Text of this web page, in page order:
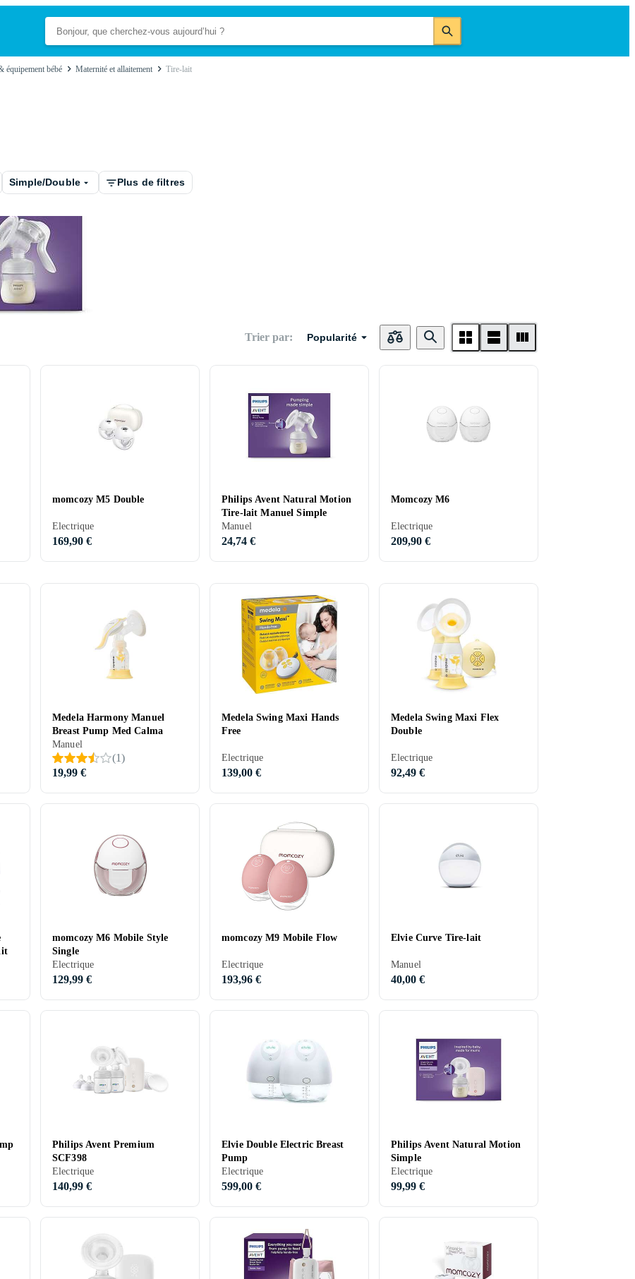
équipement bébé Maternité et allaitement Tire-lait
Simple/Double Plus de filtres
Trier par: Popularité
momcozy M5 Double
Electrique
169,90 €
Philips Avent Natural Motion
Tire-lait Manuel Simple
Manuel
24,74 €
Momcozy M6
Electrique
209,90 €
Medela Harmony Manuel
Breast Pump Med Calma
Manuel
(1)
19,99 €
Medela Swing Maxi Hands
Free
Electrique
139,00 €
Medela Swing Maxi Flex
Double
Electrique
92,49 €
momcozy M6 Mobile Style
Single
Electrique
129,99 €
momcozy M9 Mobile Flow
Electrique
193,96 €
Elvie Curve Tire-lait
Manuel
40,00 €
Philips Avent Premium
SCF398
Electrique
140,99 €
Elvie Double Electric Breast
Pump
Electrique
599,00 €
Philips Avent Natural Motion
Simple
Electrique
99,99 €